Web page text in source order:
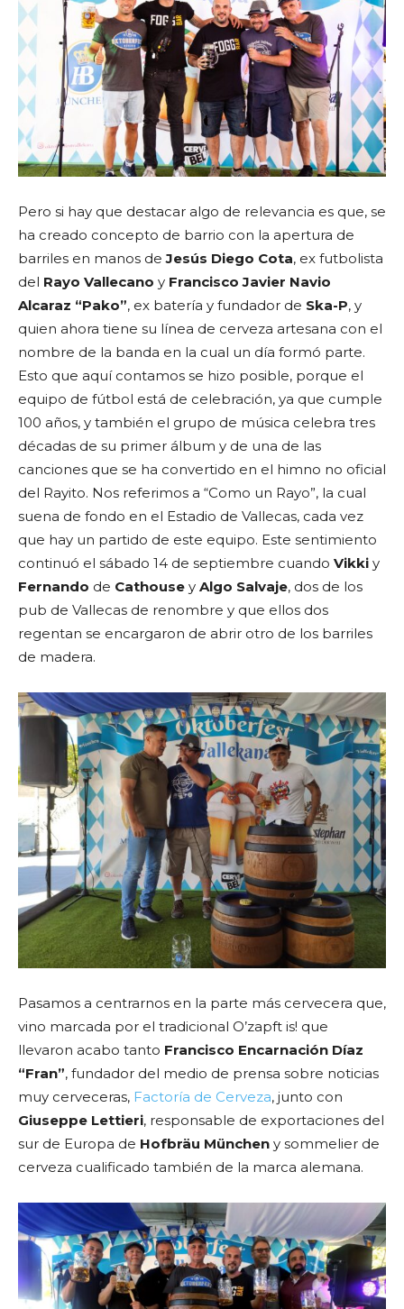
Pero si hay que destacar algo de relevancia es que, se
ha creado concepto de barrio con la apertura de
barriles en manos deJesús Diego Cota, ex futbolista
del Rayo Vallecano y Francisco Javier Navio
Alcaraz “Pako”, ex batería y fundador de Ska-P, y
quien ahora tiene su línea de cerveza artesana con el
nombre de la banda en la cual un día formó parte.
Esto que aquí contamos se hizo posible, porque el
equipo de fútbol está de celebración, ya que cumple
100 años, y también el grupo de música celebra tres
décadas de su primer álbum y de una de las
canciones que se ha convertido en el himno no oficial
del Rayito. Nos referimos a “Como un Rayo”, la cual
suena de fondo en el Estadio de Vallecas, cada vez
que hay un partido de este equipo. Este sentimiento
continuó el sábado 14 de septiembre cuando Vikki y
Fernando de Cathouse y Algo Salvaje, dos de los
pub de Vallecas de renombre y que ellos dos
regentan se encargaron de abrir otro de los barriles
de madera.
Pasamos a centrarnos en la parte más cervecera que,
vino marcada por el tradicional O’zapft is! que
llevaron acabo tanto Francisco Encarnación Díaz
“Fran”, fundador del medio de prensa sobre noticias
muy cerveceras, Factoría de Cerveza, junto con
Giuseppe Lettieri, responsable de exportaciones del
sur de Europa de Hofbräu München y sommelier de
cerveza cualificado también de la marca alemana.